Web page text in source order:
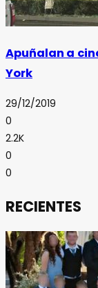
Apuñalan a
York
29/12/2019
0
2.2K
0
0
RECIENTES